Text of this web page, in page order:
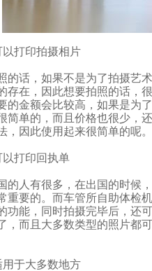
以打印拍摄相片
的话，如果不是为了拍摄艺
在，因此想要拍照的话，
的金额会比较高，如果是为
单的，而且价格也很少，
，因此使用起来很简单的呢。
以打印回执单
人有很多，在出国的时候
重要的。而车管所自助体检
能，同时拍摄完毕后，
，而且大多数类型的照片都可以使
用于大多数地方